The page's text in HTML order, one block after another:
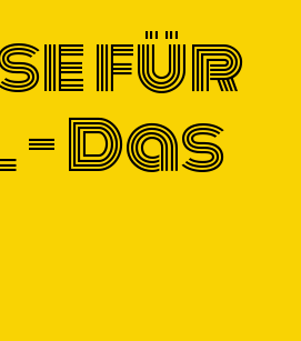
für
Das